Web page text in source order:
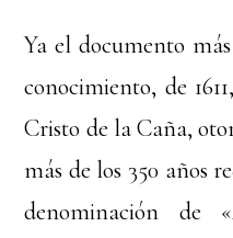
Ya el documento
conocimiento, de
Cristo de la Caña,
más de los 350 años
denominación de